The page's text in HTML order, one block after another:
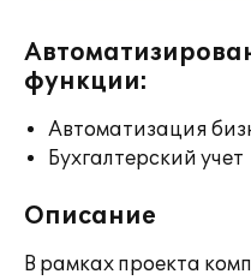
функции:
Автоматизация
Бухгалтерский учет
Описание
В рамках проекта